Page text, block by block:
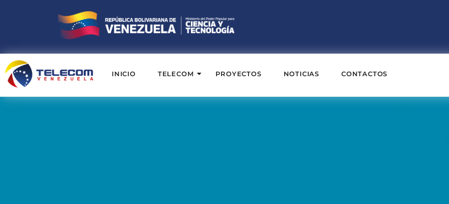
INICIO TELECOM PROYECTOS NOTICIAS CONTACTOS